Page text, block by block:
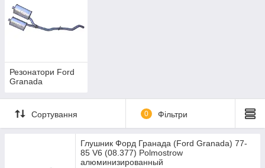
Резонатори Ford
Granada
Сортування 0 Фільтри
Глушник Форд Гранада (Ford Granada) 77-
85 V6 (08.377) Polmostrow
алюминизированный